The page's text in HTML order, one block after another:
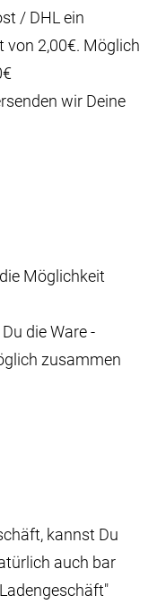
/ DHL ein
2,00€. Möglich
wir Deine
Möglichkeit
die Ware -
zusammen
kannst Du
auch bar